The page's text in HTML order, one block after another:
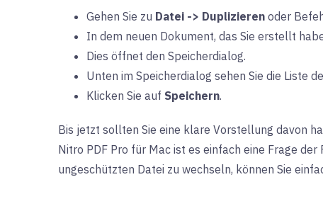
Gehen Sie zu Datei -> Duplizieren oder
In dem neuen Dokument, das Sie erstellt
Dies öffnet den Speicherdialog.
Unten im Speicherdialog sehen Sie die Liste
Klicken Sie auf Speichern.
Bis jetzt sollten Sie eine klare Vorstellung davon
Nitro PDF Pro für Mac ist es einfach eine Frage
ungeschützten Datei zu wechseln, können Sie